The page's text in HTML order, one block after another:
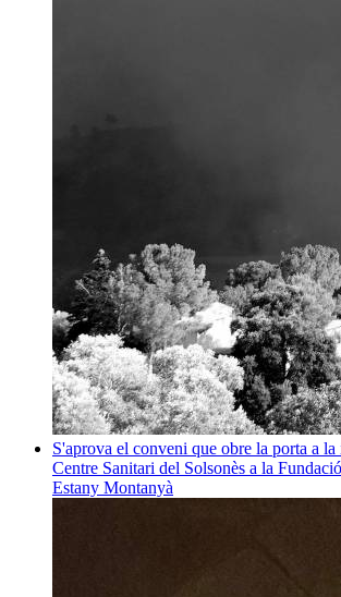
S'aprova el conveni que obre la porta a la
Centre Sanitari del Solsonès a la
Estany Montanyà